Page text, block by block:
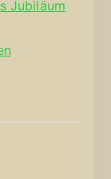
Jubiläum